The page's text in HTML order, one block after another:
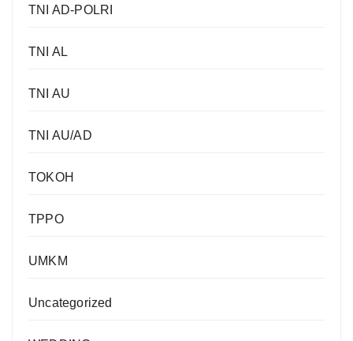
TNI AD-POLRI
TNI AL
TNI AU
TNI AU/AD
TOKOH
TPPO
UMKM
Uncategorized